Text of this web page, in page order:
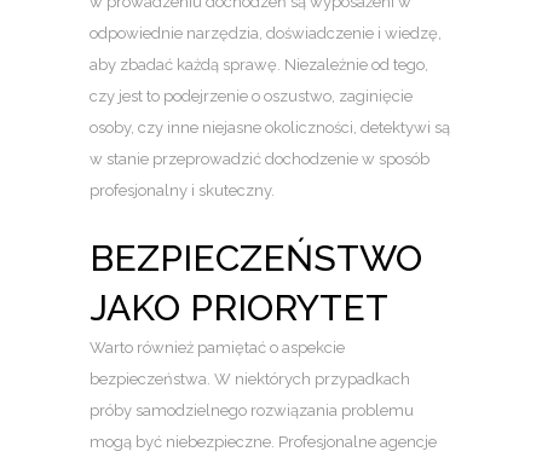
odpowiednie narzędzia, doświadczenie i wiedzę,
aby zbadać każdą sprawę. Niezależnie od tego,
czy jest to podejrzenie o oszustwo, zaginięcie
osoby, czy inne niejasne okoliczności, detektywi są
w stanie przeprowadzić dochodzenie w sposób
profesjonalny i skuteczny.
BEZPIECZEŃSTWO
JAKO PRIORYTET
Warto również pamiętać o aspekcie
bezpieczeństwa. W niektórych przypadkach
próby samodzielnego rozwiązania problemu
mogą być niebezpieczne. Profesjonalne agencje